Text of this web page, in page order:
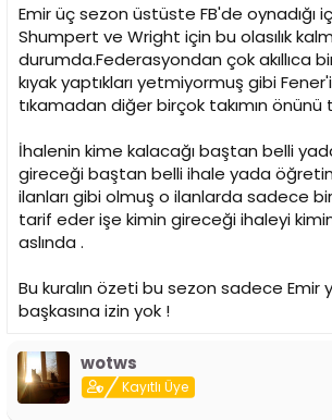
Emir üç sezon üstüste FB'de oynadığı
Shumpert ve Wright için bu olasılık
durumda.Federasyondan çok akıllıca
kıyak yaptıkları yetmiyormuş gibi
tıkamadan diğer birçok takımın önünü
İhalenin kime kalacağı baştan belli
gireceği baştan belli ihale yada
ilanları gibi olmuş o ilanlarda sadece
tarif eder işe kimin gireceği ihaleyi
aslında .
Bu kuralın özeti bu sezon sadece Emir
başkasına izin yok !
wotws
Kayıtlı Üye